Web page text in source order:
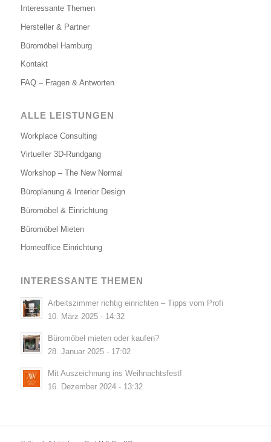
Interessante Themen
Hersteller & Partner
Büromöbel Hamburg
Kontakt
FAQ – Fragen & Antworten
ALLE LEISTUNGEN
Workplace Consulting
Virtueller 3D-Rundgang
Workshop – The New Normal
Büroplanung & Interior Design
Büromöbel & Einrichtung
Büromöbel Mieten
Homeoffice Einrichtung
INTERESSANTE THEMEN
Arbeitszimmer richtig einrichten – Tipps vom Profi
10. März 2025 - 14:32
Büromöbel mieten oder kaufen?
28. Januar 2025 - 17:02
Mit Auszeichnung ins Weihnachtsfest!
16. Dezember 2024 - 13:32